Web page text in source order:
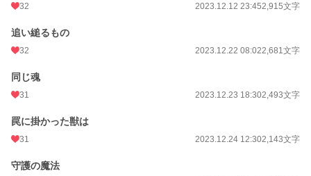
32 2023.12.12 23:452,915文字
追い縋るもの
32 2023.12.22 08:022,681文字
同じ魂
31 2023.12.23 18:302,493文字
罠に掛かった獣は
31 2023.12.24 12:302,143文字
守護の魔法